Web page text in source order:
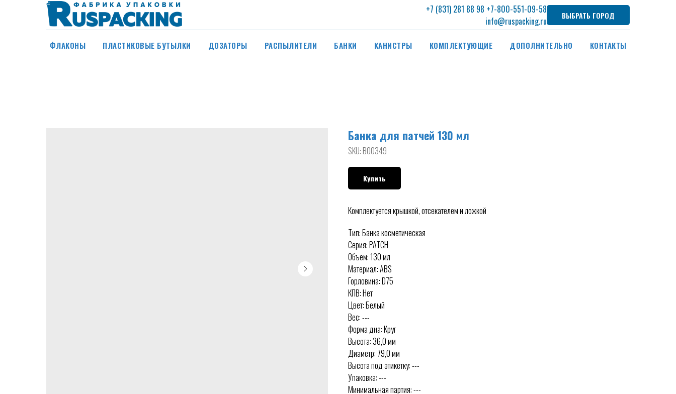
+7 (831) 281 88 98 +7-800-551-09-58
info@ruspacking.ru
ВЫБРАТЬ ГОРОД
ФЛАКОНЫ ПЛАСТИКОВЫЕ БУТЫЛКИ ДОЗАТОРЫ РАСПЫЛИТЕЛИ БАНКИ КАНИСТРЫ КОМПЛЕКТУЮЩИЕ ДОПОЛНИТЕЛЬНО КОНТАКТЫ
Банка для патчей 130 мл
SKU:B00349
Купить
Комплектуется крышкой, отсекателем и ложкой
Тип: Банка косметическая
Серия: PATCH
Объем: 130 мл
Материал: ABS
Горловина: D75
КПВ: Нет
Цвет: Белый
Вес: ---
Форма дна: Круг
Высота: 36,0 мм
Диаметр: 79,0 мм
Высота под этикетку: ---
Упаковка: ---
Минимальная партия: ---